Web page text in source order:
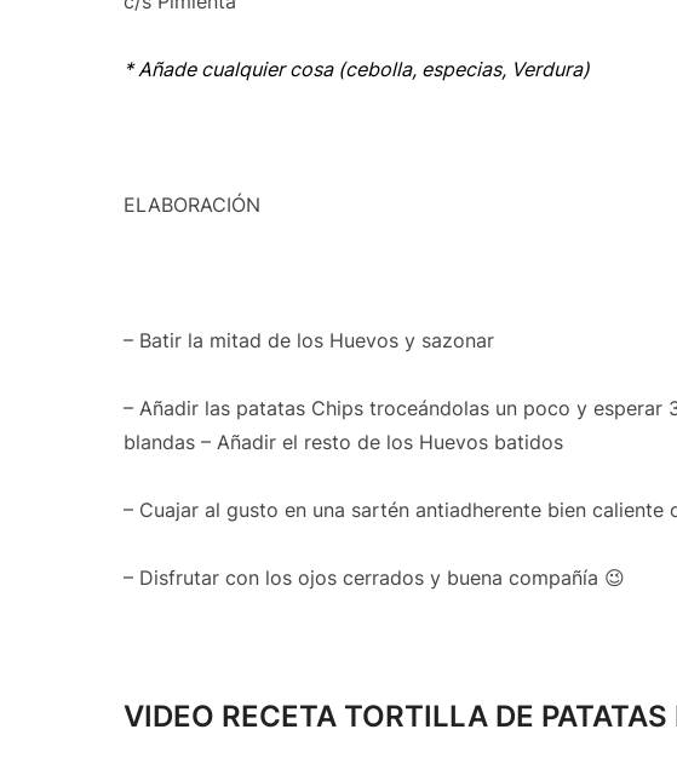
* Añade cualquier cosa (cebolla, especias, Verdura)
ELABORACIÓN
– Batir la mitad de los Huevos y sazonar
– Añadir las patatas Chips troceándolas un poco y esperar
blandas – Añadir el resto de los Huevos batidos
– Cuajar al gusto en una sartén antiadherente bien caliente
– Disfrutar con los ojos cerrados y buena compañía 😉
VIDEO RECETA TORTILLA DE